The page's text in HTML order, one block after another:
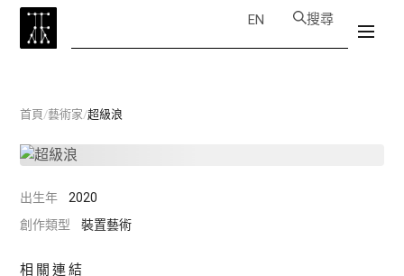
EN 搜尋
首頁/藝術家/超級浪
出生年
2020
創作類型
裝置藝術
相關連結